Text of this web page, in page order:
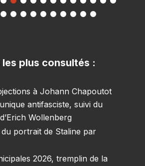
plus consultés :
à Johann Chapoutot
antifasciste, suivi du
Wollenberg
du portrait de Staline par
2026, tremplin de la